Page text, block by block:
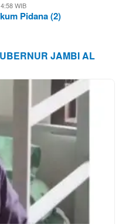
WIB
Pidana (2)
JAMBI AL